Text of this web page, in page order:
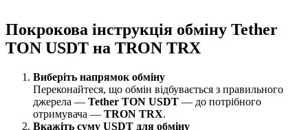
Покрокова інструкція обміну Tether
TON USDT на TRON TRX
Виберіть напрямок обміну
Переконайтеся, що обмін відбувається з правильного
джерела — Tether TON USDT — до потрібного
отримувача — TRON TRX.
Вкажіть суму USDT для обміну